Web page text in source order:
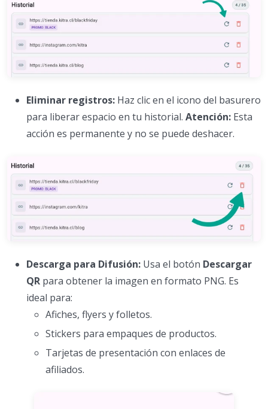
Eliminar registros: Haz clic en el icono del basurero
para liberar espacio en tu historial. Atención: Esta
acción es permanente y no se puede deshacer.
Descarga para Difusión: Usa el botón Descargar
QR para obtener la imagen en formato PNG. Es
ideal para:
Afiches, flyers y folletos.
Stickers para empaques de productos.
Tarjetas de presentación con enlaces de
afiliados.